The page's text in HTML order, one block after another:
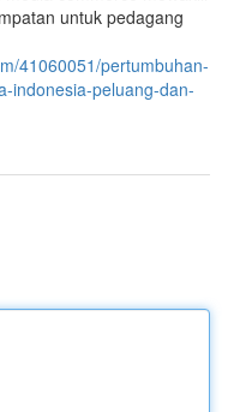
untuk pedagang
41060051/pertumbuhan-
indonesia-peluang-dan-